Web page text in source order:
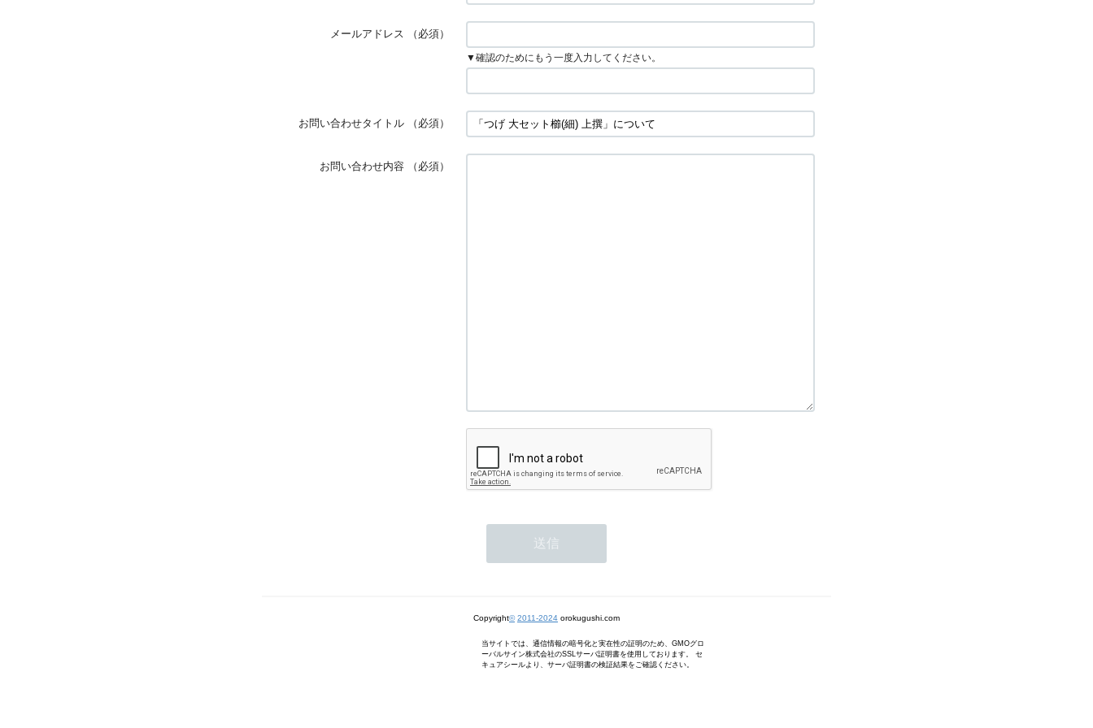
メールアドレス （必須）
▼確認のためにもう一度入力してください。
お問い合わせタイトル （必須）
お問い合わせ内容 （必須）
Copyright© 2011-2024 orokugushi.com
当サイトでは、通信情報の暗号化と実在性の証明のため、GMOグロ
ーバルサイン株式会社のSSLサーバ証明書を使用しております。 セ
キュアシールより、サーバ証明書の検証結果をご確認ください。